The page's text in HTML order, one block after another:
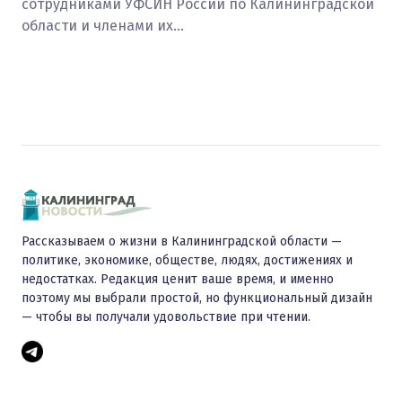
сотрудниками УФСИН России по Калининградской
области и членами их…
Рассказываем о жизни в Калининградской области —
политике, экономике, обществе, людях, достижениях и
недостатках. Редакция ценит ваше время, и именно
поэтому мы выбрали простой, но функциональный дизайн
— чтобы вы получали удовольствие при чтении.